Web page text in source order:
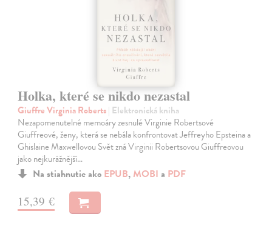
Holka, které se nikdo nezastal
Giuffre Virginia Roberts| Elektronická kniha
Nezapomenutelné memoáry zesnulé Virginie Robertsové
Giuffreové, ženy, která se nebála konfrontovat Jeffreyho Epsteina a
Ghislaine Maxwellovou Svět zná Virginii Robertsovou Giuffreovou
jako nejkurážnější…
Na stiahnutie ako EPUB, MOBI a PDF
15,39 €